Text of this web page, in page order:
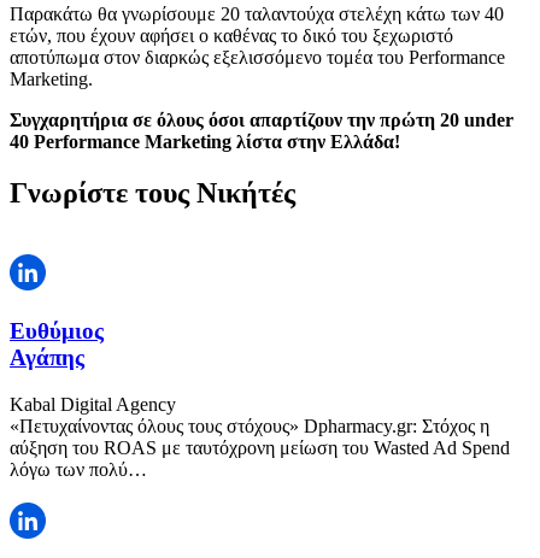
Παρακάτω θα γνωρίσουμε 20 ταλαντούχα στελέχη κάτω των 40
ετών, που έχουν αφήσει ο καθένας το δικό του ξεχωριστό
αποτύπωμα στον διαρκώς εξελισσόμενο τομέα του Performance
Marketing.
Συγχαρητήρια σε όλους όσοι απαρτίζουν την πρώτη 20 under
40 Performance Marketing λίστα στην Ελλάδα!
Γνωρίστε τους Νικήτές
Ευθύμιος
Αγάπης
Kabal Digital Agency
«Πετυχαίνοντας όλους τους στόχους» Dpharmacy.gr: Στόχος η
αύξηση του ROAS με ταυτόχρονη μείωση του Wasted Ad Spend
λόγω των πολύ…